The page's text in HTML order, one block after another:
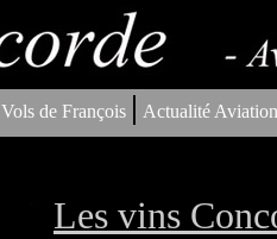
Vols de François | Actualité
Les vins